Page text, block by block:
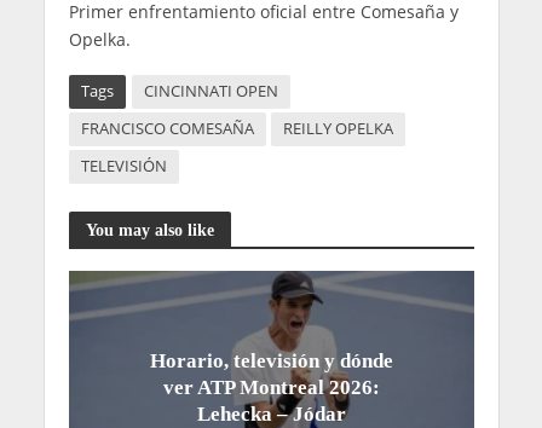
Primer enfrentamiento oficial entre Comesaña y
Opelka.
Tags
CINCINNATI OPEN
FRANCISCO COMESAÑA
REILLY OPELKA
TELEVISIÓN
You may also like
Horario, televisión y dónde
ver ATP Montreal 2026:
Lehecka – Jódar